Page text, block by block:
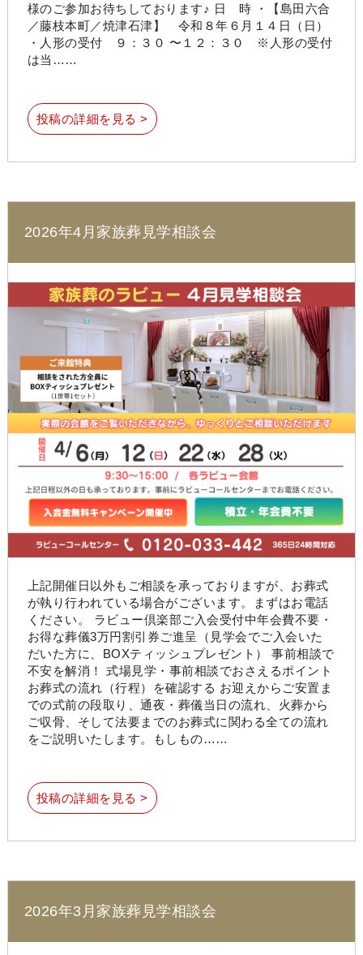
様のご参加お待ちしております♪ 日 時 ・【島田六合
／藤枝本町／焼津石津】 令和８年６月１４日（日）
・人形の受付 ９：３０ 〜１２：３０ ※人形の受付
は当……
投稿の詳細を見る >
2026年4月家族葬見学相談会
上記開催日以外もご相談を承っておりますが、お葬式
が執り行われている場合がございます。まずはお電話
ください。 ラビュー倶楽部ご入会受付中年会費不要・
お得な葬儀3万円割引券ご進呈（見学会でご入会いた
だいた方に、BOXティッシュプレゼント） 事前相談で
不安を解消！ 式場見学・事前相談でおさえるポイント
お葬式の流れ（行程）を確認する お迎えからご安置ま
での式前の段取り、通夜・葬儀当日の流れ、火葬から
ご収骨、そして法要までのお葬式に関わる全ての流れ
をご説明いたします。もしもの……
投稿の詳細を見る >
2026年3月家族葬見学相談会